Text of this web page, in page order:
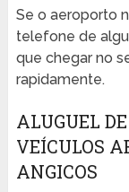
Se o aeroporto
telefone de
que chegar no
rapidamente.
ALUGUEL
VEÍCULOS
ANGICOS